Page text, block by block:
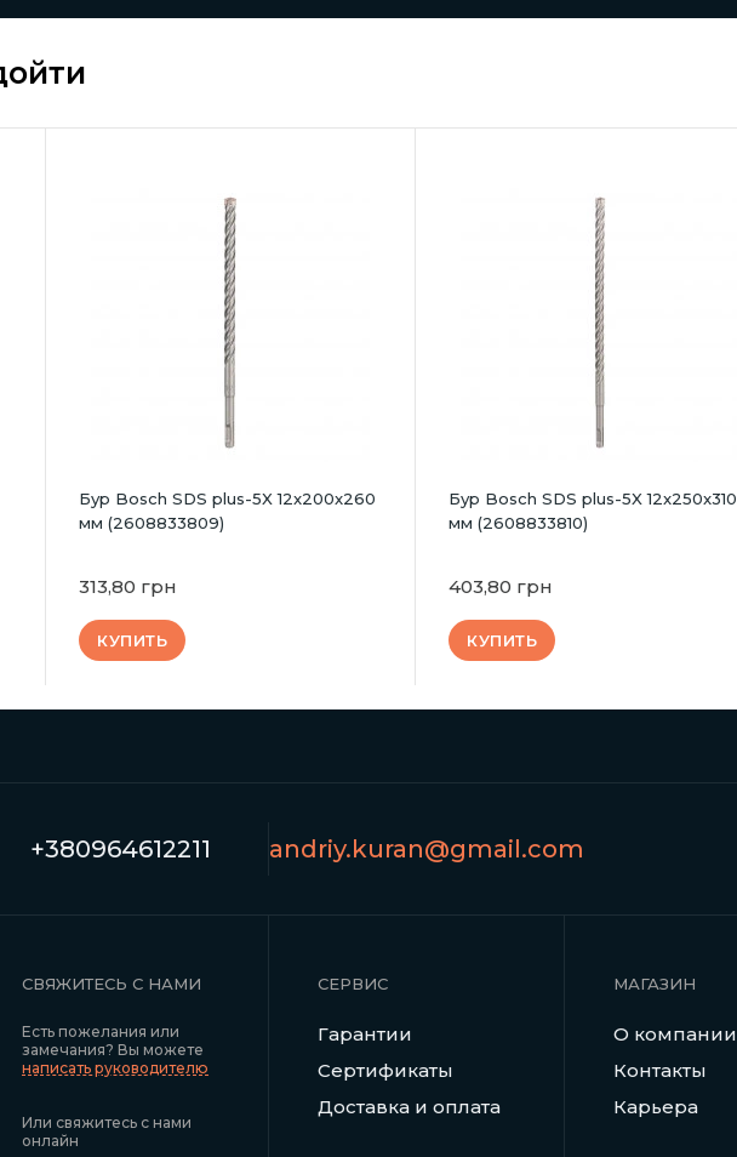
Бур Bosch SDS plus-5X 12x200x260
мм (2608833809)
313,80 грн
КУПИТЬ
Бур Bosch SDS plus-5X 12x250x310
мм (2608833810)
403,80 грн
КУПИТЬ
+380964612211 andriy.kuran@gmail.com
СВЯЖИТЕСЬ С НАМИ
Есть пожелания или
замечания? Вы можете
написать руководителю
Или свяжитесь с нами
онлайн
СЕРВИС
Гарантии
Сертификаты
Доставка и оплата
МАГАЗИН
О компании
Контакты
Карьера